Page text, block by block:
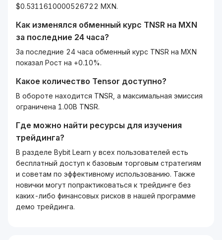
$0.5311610000526722 MXN.
Как изменялся обменный курс TNSR на MXN
за последние 24 часа?
За последние 24 часа обменный курс TNSR на MXN
показал Рост на +0.10%.
Какое количество Tensor доступно?
В обороте находится TNSR, а максимальная эмиссия
ограничена 1.00B TNSR.
Где можно найти ресурсы для изучения
трейдинга?
В разделе Bybit Learn у всех пользователей есть
бесплатный доступ к базовым торговым стратегиям
и советам по эффективному использованию. Также
новички могут попрактиковаться к трейдинге без
каких-либо финансовых рисков в нашей программе
демо трейдинга.